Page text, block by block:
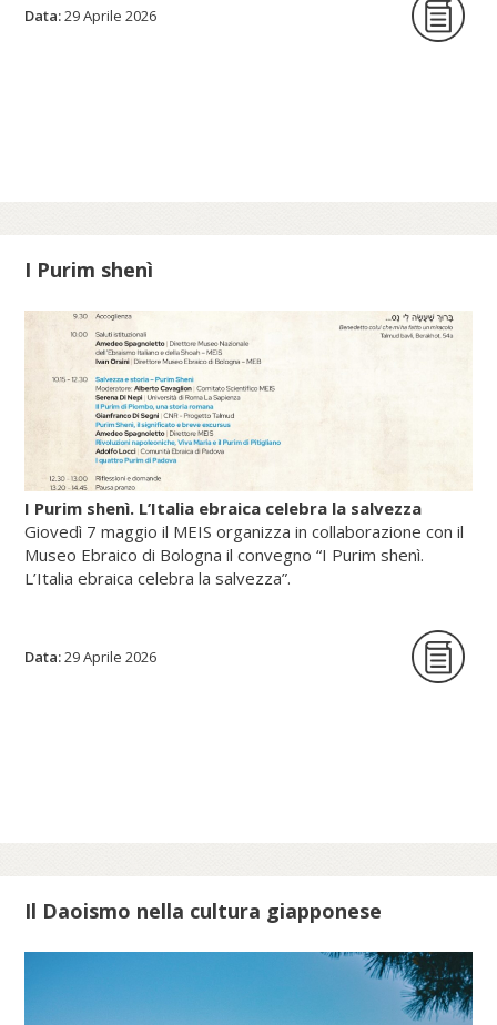
lieta di ospitare la presentazione del
Scopri di più su fscire.it...
Data:29 Aprile 2026
I Purim shenì
I Purim shenì. L’Italia ebraica celebra la salvezza
Giovedì 7 maggio il MEIS organizza in collaborazione con il
Museo Ebraico di Bologna il convegno “I Purim shenì.
L’Italia ebraica celebra la salvezza”.
La giornata di studi intende per la prima
volta indagare origine, circostanze storiche
Data:29 Aprile 2026
Il Daoismo nella cultura giapponese